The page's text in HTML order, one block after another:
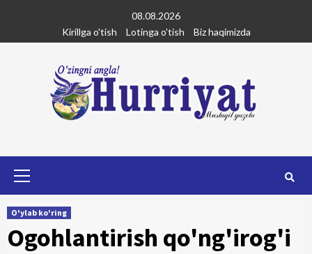
content
08.08.2026
Kirillga o'tish
Lotinga o'tish Biz haqimizda
O'ylab ko'ring
Ogohlantirish qo'ng'irog'i